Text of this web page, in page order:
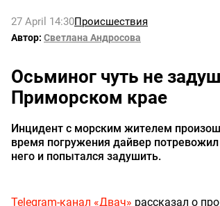
27 April 14:30Происшествия
Автор: Светлана Андросова
Осьминог чуть не
Приморском крае
Инцидент с морским жителем
время погружения дайвер
него и попытался задушить.
Telegram-канал «Двач» рассказал о